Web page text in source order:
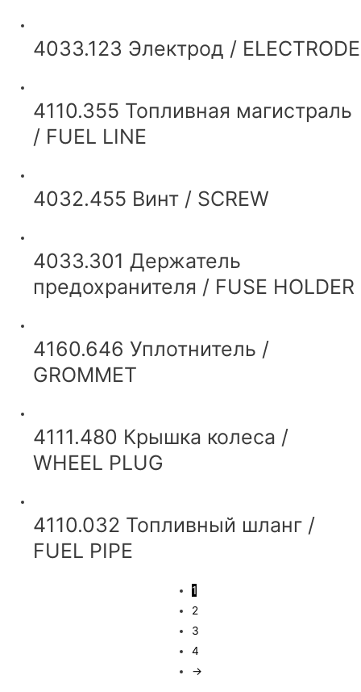
4033.123 Электрод / ELECTRODE
4110.355 Топливная магистраль
/ FUEL LINE
4032.455 Винт / SCREW
4033.301 Держатель
предохранителя / FUSE HOLDER
4160.646 Уплотнитель /
GROMMET
4111.480 Крышка колеса /
WHEEL PLUG
4110.032 Топливный шланг /
FUEL PIPE
1
2
3
4
→